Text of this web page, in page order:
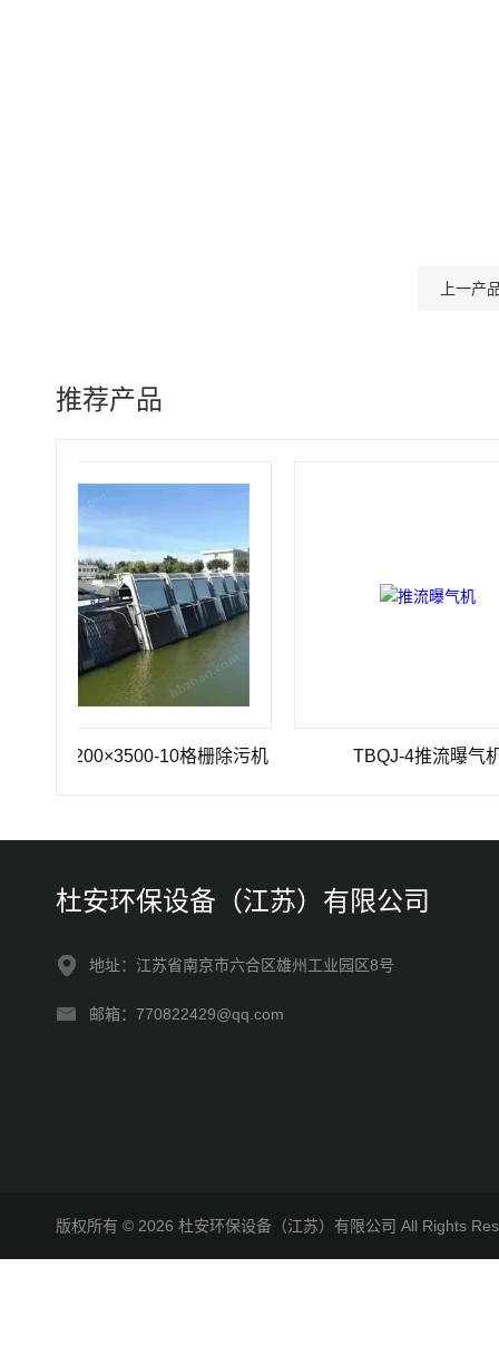
上一产
推荐产品
1200×3500-10格栅除污机 TBQJ-4推流曝气机
杜安环保设备（江苏）有限公司
地址：江苏省南京市六合区雄州工业园区8号
邮箱：770822429@qq.com
版权所有 © 2026 杜安环保设备（江苏）有限公司 All Rights